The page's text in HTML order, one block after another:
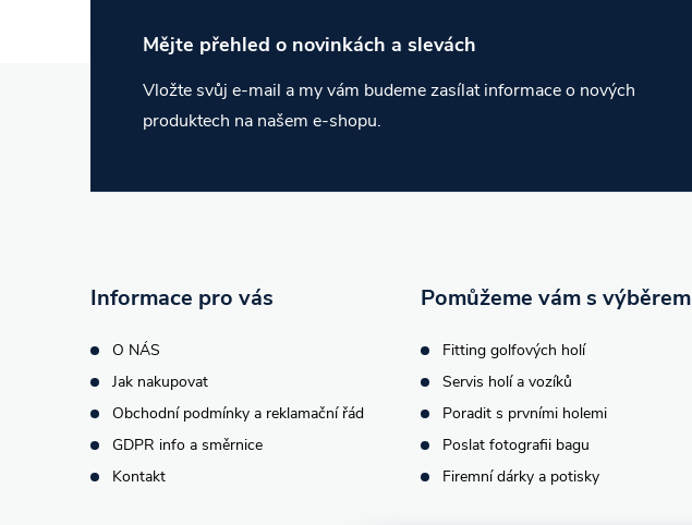
Mějte přehled o novinkách a slevách
Vložte svůj e-mail a my vám budeme zasílat informace o nových
produktech na našem e-shopu.
Informace pro vás
O NÁS
Jak nakupovat
Obchodní podmínky a reklamační řád
GDPR info a směrnice
Kontakt
Pomůžeme vám s výběrem
Fitting golfových holí
Servis holí a vozíků
Poradit s prvními holemi
Poslat fotografii bagu
Firemní dárky a potisky